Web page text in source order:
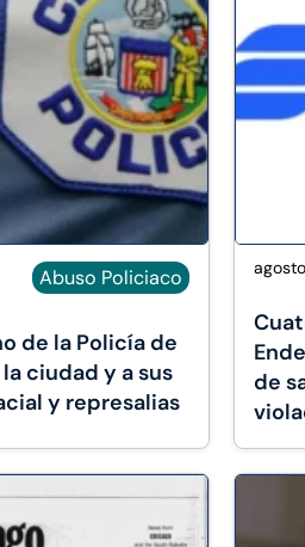
Abuso Policiaco
de la Policía de
ciudad y a sus
y represalias
de